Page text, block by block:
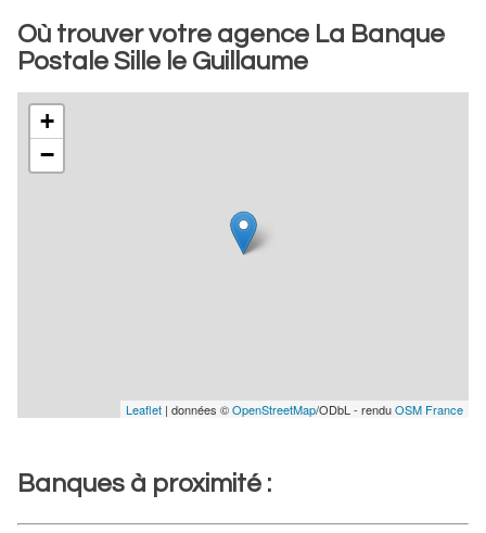
Où trouver votre agence La Banque
Postale Sille le Guillaume
+
−
Leaflet | données ©OpenStreetMap/ODbL - renduOSM France
Banques à proximité :